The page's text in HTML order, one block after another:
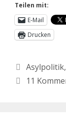
Teilen mit:
E-Mail
Drucken
Asylpolitik,
11